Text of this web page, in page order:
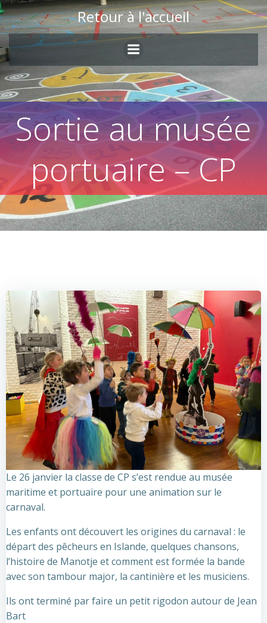
Skip
to
content
Retour à l'accueil
Sortie au musée
portuaire – CP
Le 26 janvier la classe de CP s’est rendue au musée
maritime et portuaire pour une animation sur le
carnaval.
Les enfants ont découvert les origines du carnaval : le
départ des pêcheurs en Islande, quelques chansons,
l’histoire de Manotje et comment est formée la bande
avec son tambour major, la cantinière et les musiciens.
Ils ont terminé par faire un petit rigodon autour de Jean
Bart